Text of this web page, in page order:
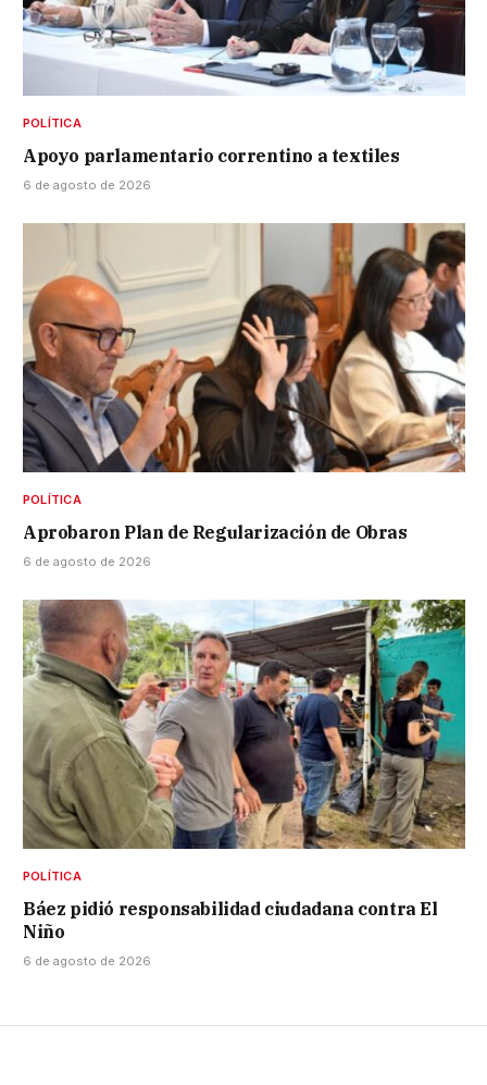
POLÍTICA
Apoyo parlamentario correntino a textiles
6 de agosto de 2026
POLÍTICA
Aprobaron Plan de Regularización de Obras
6 de agosto de 2026
POLÍTICA
Báez pidió responsabilidad ciudadana contra El
Niño
6 de agosto de 2026